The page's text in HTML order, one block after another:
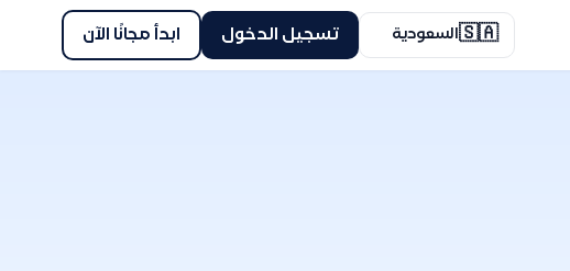
🇸🇦السعودية تسجيل الدخول ابدأ مجانًا الآن